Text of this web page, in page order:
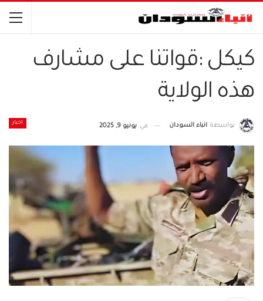
كيكل :قواتنا على مشارف
هذه الولاية
اخبار بواسطة انباء السودان في يونيو 9, 2025